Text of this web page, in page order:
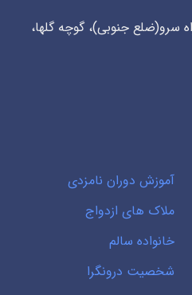
سرو(ضلع جنوبی)، گوچه گلها،
آموزش دوران نامزدی
ملاک های ازدواج
خانواده سالم
شخصیت درونگرا